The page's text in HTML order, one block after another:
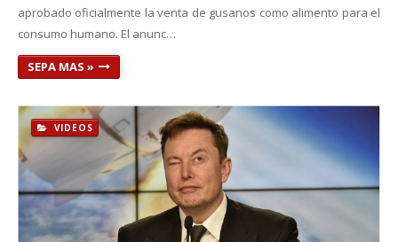
aprobado oficialmente la venta de gusanos como alimento para el
consumo humano. El anunc…
SEPA MAS »
VIDEOS